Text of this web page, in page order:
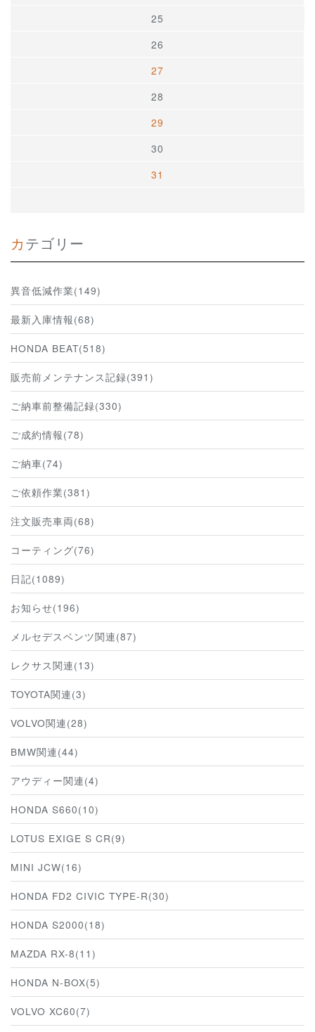
25
26
27
28
29
30
31
カテゴリー
異音低減作業(149)
最新入庫情報(68)
HONDA BEAT(518)
販売前メンテナンス記録(391)
ご納車前整備記録(330)
ご成約情報(78)
ご納車(74)
ご依頼作業(381)
注文販売車両(68)
コーティング(76)
日記(1089)
お知らせ(196)
メルセデスベンツ関連(87)
レクサス関連(13)
TOYOTA関連(3)
VOLVO関連(28)
BMW関連(44)
アウディー関連(4)
HONDA S660(10)
LOTUS EXIGE S CR(9)
MINI JCW(16)
HONDA FD2 CIVIC TYPE-R(30)
HONDA S2000(18)
MAZDA RX-8(11)
HONDA N-BOX(5)
VOLVO XC60(7)